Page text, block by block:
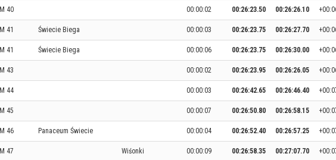
M 40 00:00:02 00:26:23.50 00:26:26.10
M 41 Świecie Biega 00:00:03 00:26:23.75 00:26:27.70
M 41 Świecie Biega 00:00:06 00:26:23.75 00:26:30.00
M 43 00:00:02 00:26:23.95 00:26:26.05
M 44 00:00:03 00:26:42.65 00:26:46.40
M 45 00:00:07 00:26:50.80 00:26:58.15
M 46 Panaceum Świecie 00:00:04 00:26:52.40 00:26:57.25
M 47 Wiśonki 00:00:09 00:26:58.35 00:27:07.70